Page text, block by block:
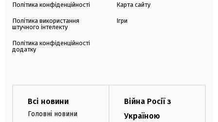
Політика конфіденційності
Політика використання
штучного інтелекту
Політика конфіденційності
додатку
Карта сайту
Ігри
Всі новини
Головні новини
Війна Росії з
Україною